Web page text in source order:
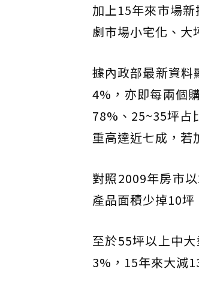
加上15年來市場
劇市場小宅化、大
據內政部最新資
4%，亦即每兩個
78%、25~35坪占
重高達近七成，若
對照2009年房市
產品面積少掉10坪
至於55坪以上中
3%，15年來大減